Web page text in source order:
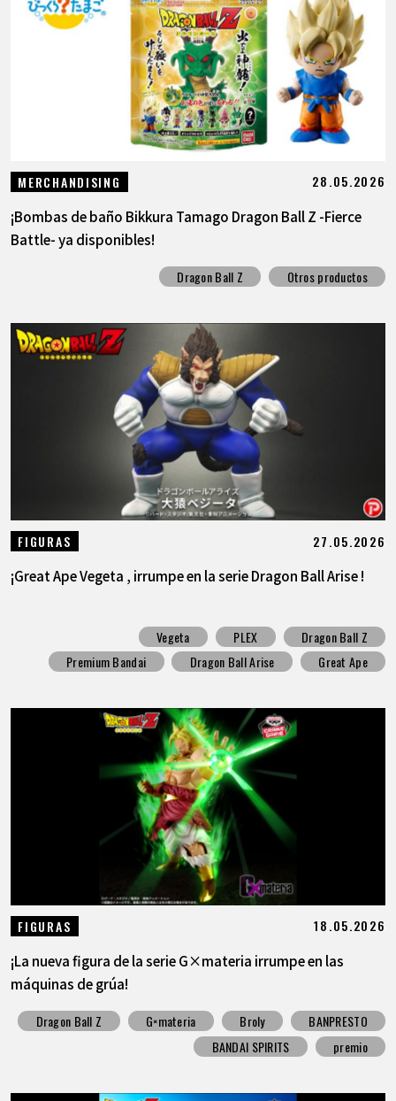
MERCHANDISING 28.05.2026
¡Bombas de baño Bikkura Tamago Dragon Ball Z -Fierce
Battle- ya disponibles!
Dragon Ball Z Otros productos
FIGURAS 27.05.2026
¡Great Ape Vegeta , irrumpe en la serie Dragon Ball Arise !
Vegeta PLEX
Dragon Ball Z
Premium Bandai
Dragon Ball Arise Great Ape
FIGURAS 18.05.2026
¡La nueva figura de la serie G×materia irrumpe en las
máquinas de grúa!
Dragon Ball Z G×materia Broly
BANPRESTO
BANDAI SPIRITS
premio